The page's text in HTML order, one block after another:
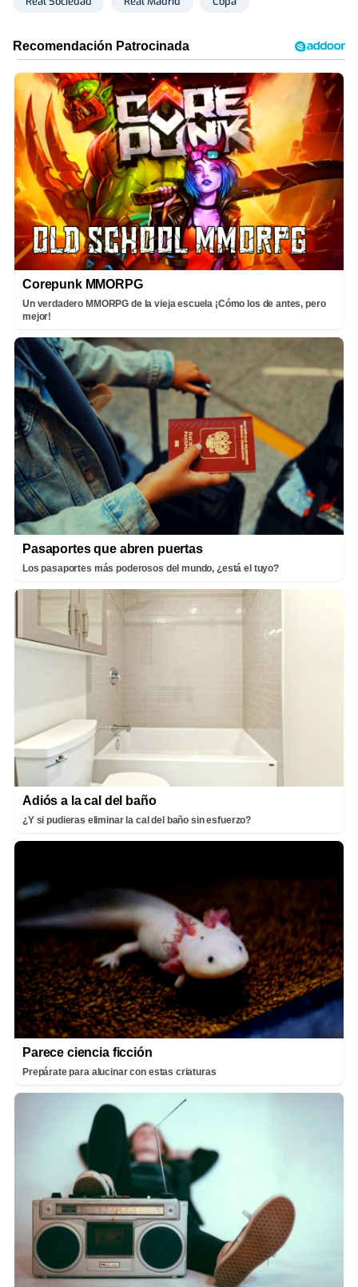
Corepunk MMORPG
Un verdadero MMORPG de la vieja escuela ¡Cómo los de antes, pero
mejor!
Pasaportes que abren puertas
Los pasaportes más poderosos del mundo, ¿está el tuyo?
Adiós a la cal del baño
¿Y si pudieras eliminar la cal del baño sin esfuerzo?
Parece ciencia ficción
Prepárate para alucinar con estas criaturas